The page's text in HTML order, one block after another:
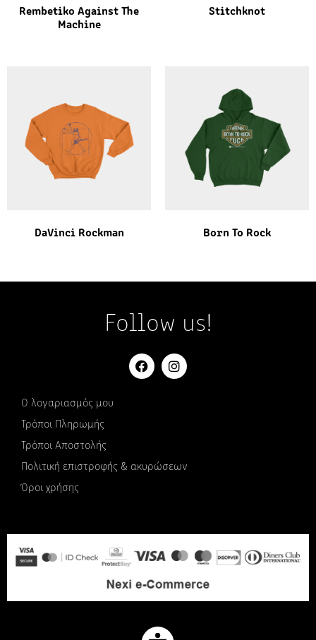
Rembetiko Against The
Machine
Stitchknot
DaVinci Rockman Born To Rock
Follow us!
Ο λογαριασμός μου
Τρόποι Πληρωμής
Τρόποι Αποστολής
Πολιτική επιστροφής & ακυρώσεων
Όροι χρήσης